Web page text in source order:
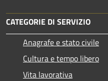
CATEGORIE DI SERVIZIO
Anagrafe e stato civile
Cultura e tempo libero
Vita lavorativa